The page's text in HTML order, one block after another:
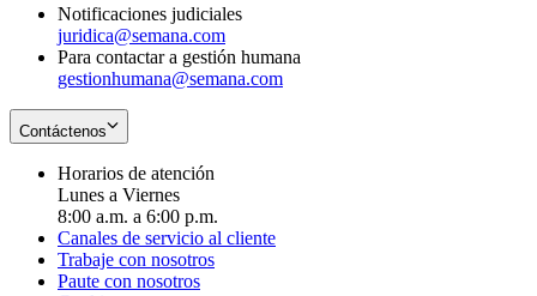
Notificaciones judiciales
juridica@semana.com
Para contactar a gestión humana
gestionhumana@semana.com
Contáctenos
Horarios de atención
Lunes a Viernes
8:00 a.m. a 6:00 p.m.
Canales de servicio al cliente
Trabaje con nosotros
Paute con nosotros